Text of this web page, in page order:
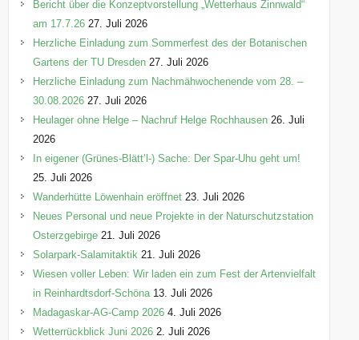
Bericht über die Konzeptvorstellung „Wetterhaus Zinnwald“
am 17.7.26 27. Juli 2026
Herzliche Einladung zum Sommerfest des der Botanischen
Gartens der TU Dresden 27. Juli 2026
Herzliche Einladung zum Nachmähwochenende vom 28. –
30.08.2026 27. Juli 2026
Heulager ohne Helge – Nachruf Helge Rochhausen 26. Juli
2026
In eigener (Grünes-Blätt’l-) Sache: Der Spar-Uhu geht um!
25. Juli 2026
Wanderhütte Löwenhain eröffnet 23. Juli 2026
Neues Personal und neue Projekte in der Naturschutzstation
Osterzgebirge 21. Juli 2026
Solarpark-Salamitaktik 21. Juli 2026
Wiesen voller Leben: Wir laden ein zum Fest der Artenvielfalt
in Reinhardtsdorf-Schöna 13. Juli 2026
Madagaskar-AG-Camp 2026 4. Juli 2026
Wetterrückblick Juni 2026 2. Juli 2026